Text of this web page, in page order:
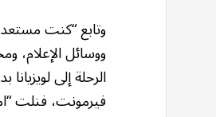
وتابع “كنت
ووسائل الإعلام،
الرحلة إلى
فيرمونت، فنلت